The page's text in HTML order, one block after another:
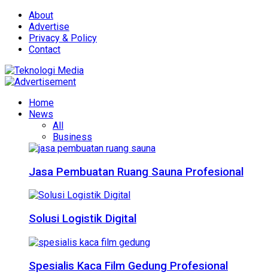
About
Advertise
Privacy & Policy
Contact
Home
News
All
Business
Jasa Pembuatan Ruang Sauna Profesional
Solusi Logistik Digital
Spesialis Kaca Film Gedung Profesional